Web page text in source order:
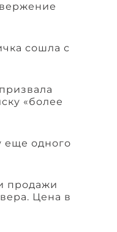
сошла с
«более
еще одного
продажи
Цена в